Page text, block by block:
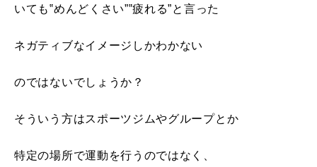
いても‟めんどくさい”‟疲れる”と言った
ネガティブなイメージしかわかない
のではないでしょうか？
そういう方はスポーツジムやグループとか
特定の場所で運動を行うのではなく、